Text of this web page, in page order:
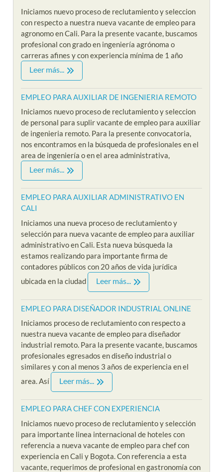
Iniciamos nuevo proceso de reclutamiento y seleccion
con respecto a nuestra nueva vacante de empleo para
agronomo en Cali. Para la presente vacante, buscamos
profesional con grado en ingeniería agrónoma o
carreras afines y con experiencia mínima de 1 año
Leer más...
EMPLEO PARA AUXILIAR DE INGENIERIA REMOTO
Iniciamos nuevo proceso de reclutamiento y seleccion
de personal para suplir vacante de empleo para auxiliar
de ingenieria remoto. Para la presente convocatoria,
nos encontramos en la búsqueda de profesionales en el
area de ingeniería o en el area administrativa,
Leer más...
EMPLEO PARA AUXILIAR ADMINISTRATIVO EN
CALI
Iniciamos una nueva proceso de reclutamiento y
selección para nueva vacante de empleo para auxiliar
administrativo en Cali. Esta nueva búsqueda la
estamos realizando para importante firma de
contadores públicos con 20 años de vida jurídica
ubicada en la ciudad
Leer más...
EMPLEO PARA DISEÑADOR INDUSTRIAL ONLINE
Iniciamos proceso de reclutamiento con respecto a
nuestra nueva vacante de empleo para diseñador
industrial remoto. Para la presente vacante, buscamos
profesionales egresados en diseño industrial o
similares y con al menos 3 años de experiencia en el
area. Así
Leer más...
EMPLEO PARA CHEF CON EXPERIENCIA
Iniciamos nuevo proceso de reclutamiento y selección
para importante linea internacional de hoteles con
referencia a nueva vacante de empleo para chef con
experiencia en Cali y Bogota. Con referencia a esta
vacante, requerimos de profesional en gastronomía con